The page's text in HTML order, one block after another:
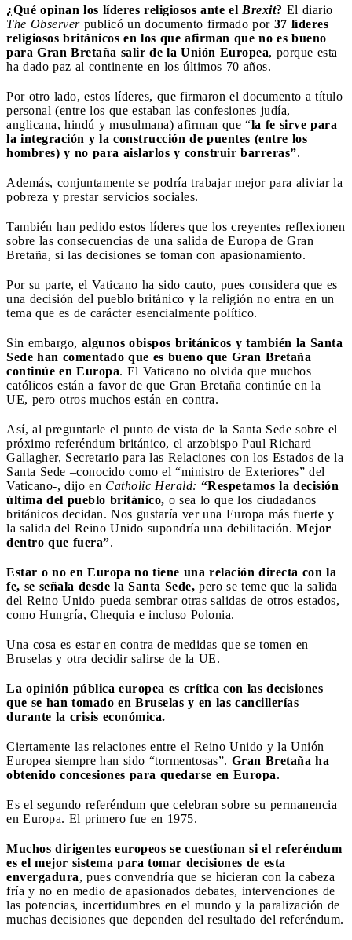
¿Qué opinan los líderes religiosos ante el Brexit? El diario
The Observerpublicó un documento firmado por 37 líderes
religiosos británicos en los que afirman que no es bueno
para Gran Bretaña salir de la Unión Europea, porque esta
ha dado paz al continente en los últimos 70 años.
Por otro lado, estos líderes, que firmaron el documento a título
personal (entre los que estaban las confesiones judía,
anglicana, hindú y musulmana) afirman que “la fe sirve para
la integración y la construcción de puentes (entre los
hombres) y no para aislarlos y construir barreras”.
Además, conjuntamente se podría trabajar mejor para aliviar la
pobreza y prestar servicios sociales.
También han pedido estos líderes que los creyentes reflexionen
sobre las consecuencias de una salida de Europa de Gran
Bretaña, si las decisiones se toman con apasionamiento.
Por su parte, el Vaticano ha sido cauto, pues considera que es
una decisión del pueblo británico y la religión no entra en un
tema que es de carácter esencialmente político.
Sin embargo, algunos obispos británicos y también la Santa
Sede han comentado que es bueno que Gran Bretaña
continúe en Europa. El Vaticano no olvida que muchos
católicos están a favor de que Gran Bretaña continúe en la
UE, pero otros muchos están en contra.
Así, al preguntarle el punto de vista de la Santa Sede sobre el
próximo referéndum británico, el arzobispo Paul Richard
Gallagher, Secretario para las Relaciones con los Estados de la
Santa Sede –conocido como el “ministro de Exteriores” del
Vaticano-, dijo en Catholic Herald: “Respetamos la decisión
última del pueblo británico, o sea lo que los ciudadanos
británicos decidan. Nos gustaría ver una Europa más fuerte y
la salida del Reino Unido supondría una debilitación. Mejor
dentro que fuera”.
Estar o no en Europa no tiene una relación directa con la
fe, se señala desde la Santa Sede, pero se teme que la salida
del Reino Unido pueda sembrar otras salidas de otros estados,
como Hungría, Chequia e incluso Polonia.
Una cosa es estar en contra de medidas que se tomen en
Bruselas y otra decidir salirse de la UE.
La opinión pública europea es crítica con las decisiones
que se han tomado en Bruselas y en las cancillerías
durante la crisis económica.
Ciertamente las relaciones entre el Reino Unido y la Unión
Europea siempre han sido “tormentosas”. Gran Bretaña ha
obtenido concesiones para quedarse en Europa.
Es el segundo referéndum que celebran sobre su permanencia
en Europa. El primero fue en 1975.
Muchos dirigentes europeos se cuestionan si el referéndum
es el mejor sistema para tomar decisiones de esta
envergadura, pues convendría que se hicieran con la cabeza
fría y no en medio de apasionados debates, intervenciones de
las potencias, incertidumbres en el mundo y la paralización de
muchas decisiones que dependen del resultado del referéndum.